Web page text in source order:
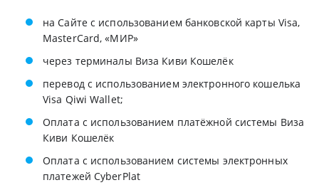
на Сайте с использованием банковской карты Visa,
MasterCard, «МИР»
через терминалы Виза Киви Кошелёк
перевод с использованием электронного кошелька
Visa Qiwi Wallet;
Оплата с использованием платёжной системы Виза
Киви Кошелёк
Оплата с использованием системы электронных
платежей CyberPlat